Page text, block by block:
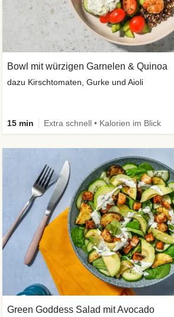
Bowl mit würzigen Garnelen & Quinoa
dazu Kirschtomaten, Gurke und Aioli
15 min Extra schnell • Kalorien im Blick
Green Goddess Salad mit Avocado